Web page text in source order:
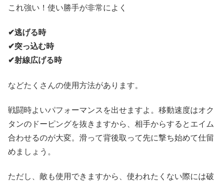
これ強い！使い勝手が非常によく
✔︎逃げる時
✔︎突っ込む時
✔︎射線広げる時
などたくさんの使用方法があります。
戦闘時よいパフォーマンスを出せますよ。移動速度はオク
タンのドーピングを抜きますから、相手からするとエイム
合わせるのが大変。滑って背後取って先に撃ち始めて仕留
めましょう。
ただし、敵も使用できますから、使われたくない際には破